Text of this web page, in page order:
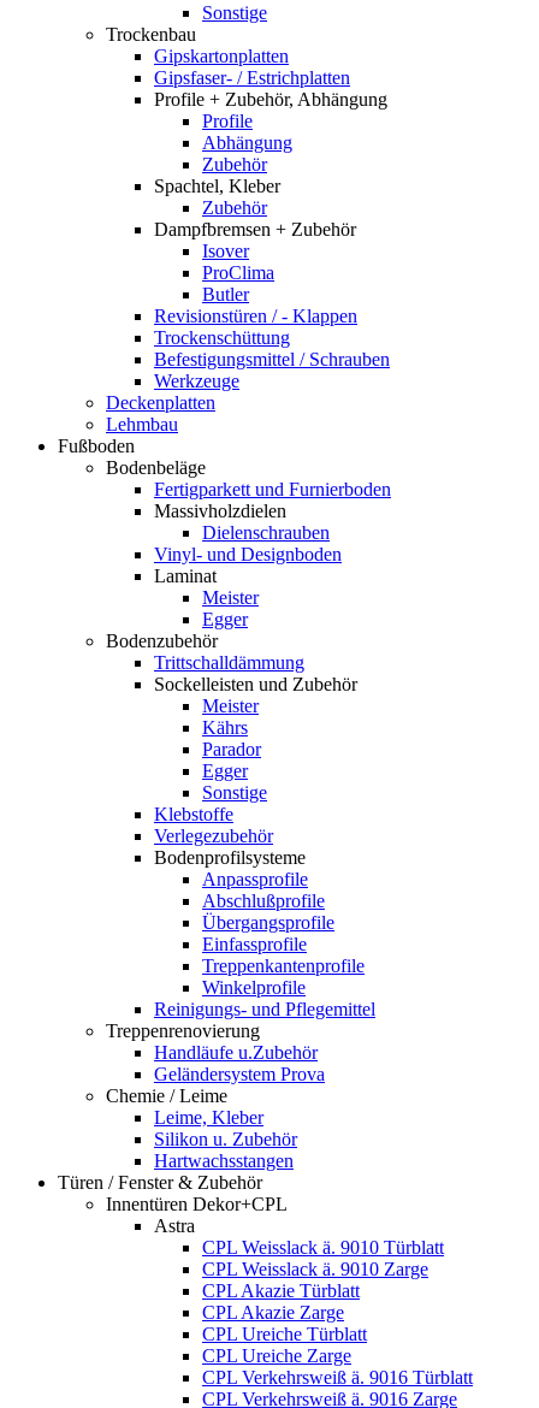
Sonstige
Trockenbau
Gipskartonplatten
Gipsfaser- / Estrichplatten
Profile + Zubehör, Abhängung
Profile
Abhängung
Zubehör
Spachtel, Kleber
Zubehör
Dampfbremsen + Zubehör
Isover
ProClima
Butler
Revisionstüren / - Klappen
Trockenschüttung
Befestigungsmittel / Schrauben
Werkzeuge
Deckenplatten
Lehmbau
Fußboden
Bodenbeläge
Fertigparkett und Furnierboden
Massivholzdielen
Dielenschrauben
Vinyl- und Designboden
Laminat
Meister
Egger
Bodenzubehör
Trittschalldämmung
Sockelleisten und Zubehör
Meister
Kährs
Parador
Egger
Sonstige
Klebstoffe
Verlegezubehör
Bodenprofilsysteme
Anpassprofile
Abschlußprofile
Übergangsprofile
Einfassprofile
Treppenkantenprofile
Winkelprofile
Reinigungs- und Pflegemittel
Treppenrenovierung
Handläufe u.Zubehör
Geländersystem Prova
Chemie / Leime
Leime, Kleber
Silikon u. Zubehör
Hartwachsstangen
Türen / Fenster & Zubehör
Innentüren Dekor+CPL
Astra
CPL Weisslack ä. 9010 Türblatt
CPL Weisslack ä. 9010 Zarge
CPL Akazie Türblatt
CPL Akazie Zarge
CPL Ureiche Türblatt
CPL Ureiche Zarge
CPL Verkehrsweiß ä. 9016 Türblatt
CPL Verkehrsweiß ä. 9016 Zarge